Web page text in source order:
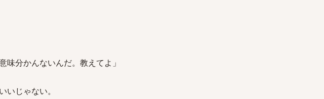
味分かんないんだ。教えてよ」
いじゃない。